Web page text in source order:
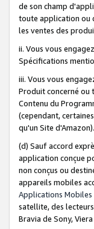
de son champ
toute application ou
les ventes des
ii. Vous vous
Spécifications
iii. Vous vous
Produit concerné ou
Contenu du
(cependant,
qu'un Site d'Amazon).
(d) Sauf accord
application conçue
non conçus ou
appareils mobiles
Applications Mobiles
satellite, des
Bravia de Sony,